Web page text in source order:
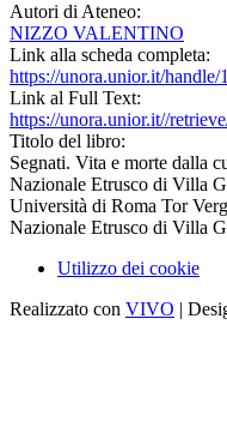
Autori di Ateneo:
NIZZO VALENTINO
Link alla scheda completa:
https://unora.unior.it/handle/
Link al Full Text:
https://unora.unior.it//
Titolo del libro:
Segnati. Vita e morte dalla
Nazionale Etrusco di Villa
Università di Roma Tor
Nazionale Etrusco di Villa
Utilizzo dei cookie
Realizzato con VIVO |